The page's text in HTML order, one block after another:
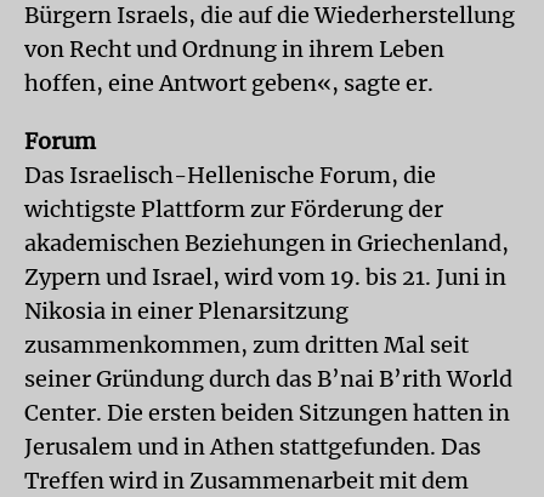
Bürgern Israels, die auf die Wiederherstellung
von Recht und Ordnung in ihrem Leben
hoffen, eine Antwort geben«, sagte er.
Forum
Das Israelisch-Hellenische Forum, die
wichtigste Plattform zur Förderung der
akademischen Beziehungen in Griechenland,
Zypern und Israel, wird vom 19. bis 21. Juni in
Nikosia in einer Plenarsitzung
zusammenkommen, zum dritten Mal seit
seiner Gründung durch das B’nai B’rith World
Center. Die ersten beiden Sitzungen hatten in
Jerusalem und in Athen stattgefunden. Das
Treffen wird in Zusammenarbeit mit dem